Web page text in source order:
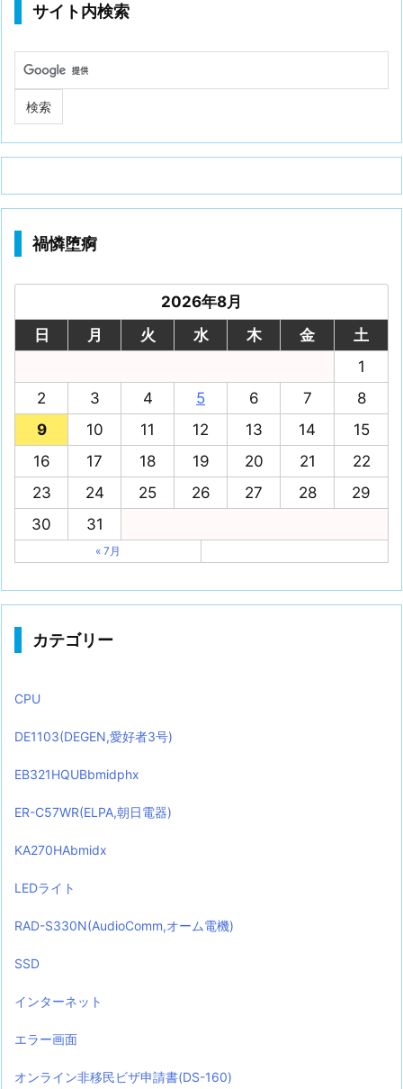
サイト内検索
禍憐堕痾
2026年8月
日
月 火 水 木 金
土
1
2
3 4 5 6 7
8
9
10 11 12 13 14
15
16
17 18 19 20 21
22
23
24 25 26 27 28
29
30
31
« 7月
カテゴリー
CPU
DE1103(DEGEN,愛好者3号)
EB321HQUBbmidphx
ER-C57WR(ELPA,朝日電器)
KA270HAbmidx
LEDライト
RAD-S330N(AudioComm,オーム電機)
SSD
インターネット
エラー画面
オンライン非移民ビザ申請書(DS-160)